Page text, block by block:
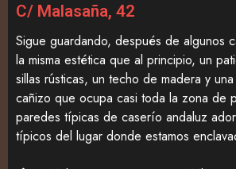
C/ Malasaña, 42
Sigue guardando, después de algunos
la misma estética que al principio, un
sillas rústicas, un techo de madera y
cañizo que ocupa casi toda la zona de
paredes típicas de caserío andaluz
típicos del lugar donde estamos